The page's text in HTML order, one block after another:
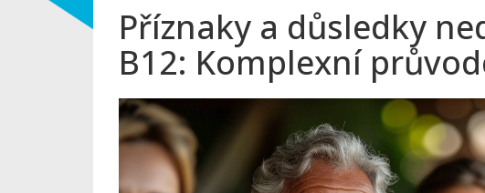
Příznaky a důsledky
B12: Komplexní